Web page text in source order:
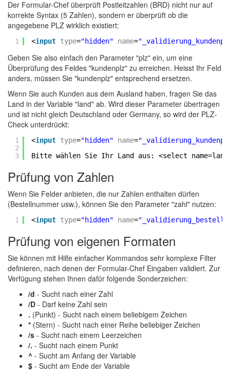
Der Formular-Chef überprüft Postleitzahlen (BRD) nicht nur auf
korrekte Syntax (5 Zahlen), sondern er überprüft ob die
angegebene PLZ wirklich existiert:
1 <input type="hidden" name=
Geben Sie also einfach den Parameter "plz" ein, um eine
Überprüfung des Feldes "kundenplz" zu erreichen. Heisst Ihr Feld
anders, müssen Sie "kundenplz" entsprechend ersetzen.
Wenn Sie auch Kunden aus dem Ausland haben, fragen Sie das
Land in der Variable "land" ab. Wird dieser Parameter übertragen
und ist nicht gleich Deutschland oder Germany, so wird der PLZ-
Check unterdrückt:
1
2
3
<input type="hidden" name=
Bitte wählen Sie Ihr Land aus: <select
Prüfung von Zahlen
Wenn Sie Felder anbieten, die nur Zahlen enthalten dürfen
(Bestellnummer usw.), können Sie den Parameter "zahl" nutzen:
1 <input type="hidden" name=
Prüfung von eigenen Formaten
Sie können mit Hilfe einfacher Kommandos sehr komplexe Filter
definieren, nach denen der Formular-Chef Eingaben validiert. Zur
Verfügung stehen Ihnen dafür folgende Sonderzeichen:
/d - Sucht nach einer Zahl
/D - Darf keine Zahl sein
. (Punkt) - Sucht nach einem beliebigem Zeichen
* (Stern) - Sucht nach einer Reihe beliebiger Zeichen
/s - Sucht nach einem Leerzeichen
/. - Sucht nach einem Punkt
^ - Sucht am Anfang der Variable
$ - Sucht am Ende der Variable